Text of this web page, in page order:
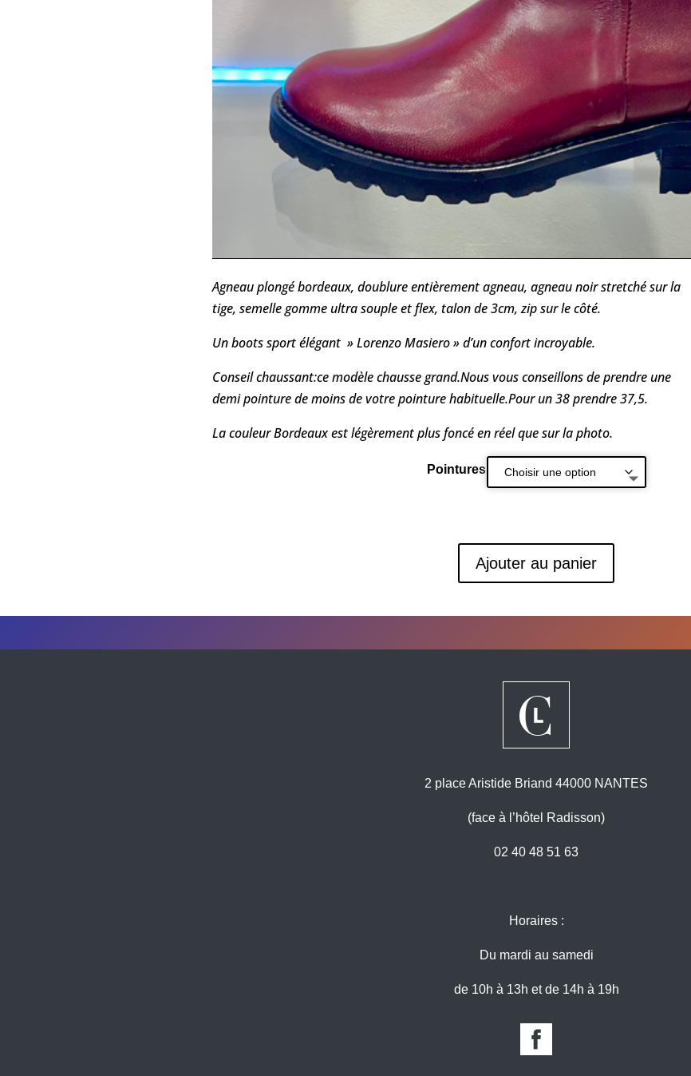
Agneau plongé bordeaux, doublure entièrement agneau, agneau noir stretché sur la
tige, semelle gomme ultra souple et flex, talon de 3cm, zip sur le côté.
Un boots sport élégant » Lorenzo Masiero » d’un confort incroyable.
Conseil chaussant:ce modèle chausse grand.Nous vous conseillons de prendre une
demi pointure de moins de votre pointure habituelle.Pour un 38 prendre 37,5.
La couleur Bordeaux est légèrement plus foncé en réel que sur la photo.
Pointures
Ajouter au panier
2 place Aristide Briand 44000 NANTES
(face à l’hôtel Radisson)
02 40 48 51 63
Horaires :
Du mardi au samedi
de 10h à 13h et de 14h à 19h